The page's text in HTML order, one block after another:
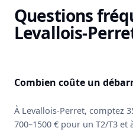
Questions
Levallois-
Combien coûte un
À Levallois-Perret, comptez
700–1500 € pour un T2/T3